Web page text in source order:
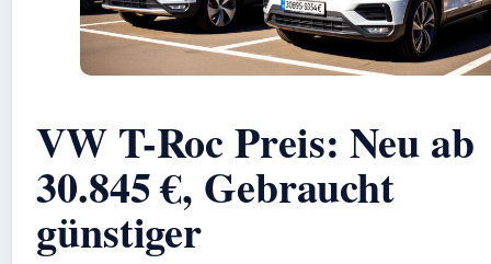
VW T-Roc Preis: Neu ab
30.845 €, Gebraucht
günstiger